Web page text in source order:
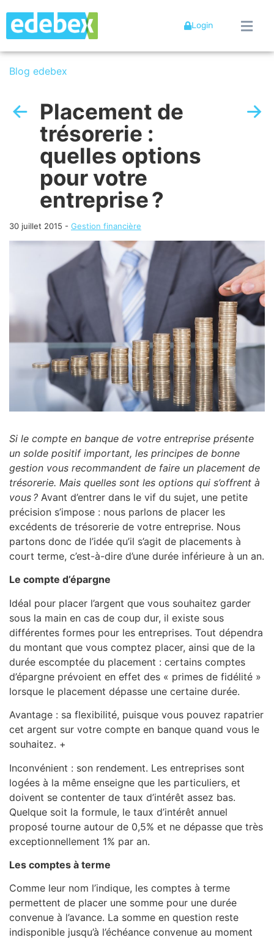
Login
Blog edebex
Placement de
trésorerie :
quelles options
pour votre
entreprise ?
30 juillet 2015 - Gestion financière
Si le compte en banque de votre entreprise présente
un solde positif important, les principes de bonne
gestion vous recommandent de faire un placement de
trésorerie. Mais quelles sont les options qui s’offrent à
vous ? Avant d’entrer dans le vif du sujet, une petite
précision s’impose : nous parlons de placer les
excédents de trésorerie de votre entreprise. Nous
partons donc de l’idée qu’il s’agit de placements à
court terme, c’est-à-dire d’une durée inférieure à un an.
Le compte d’épargne
Idéal pour placer l’argent que vous souhaitez garder
sous la main en cas de coup dur, il existe sous
différentes formes pour les entreprises. Tout dépendra
du montant que vous comptez placer, ainsi que de la
durée escomptée du placement : certains comptes
d’épargne prévoient en effet des « primes de fidélité »
lorsque le placement dépasse une certaine durée.
Avantage : sa flexibilité, puisque vous pouvez rapatrier
cet argent sur votre compte en banque quand vous le
souhaitez. +
Inconvénient : son rendement. Les entreprises sont
logées à la même enseigne que les particuliers, et
doivent se contenter de taux d’intérêt assez bas.
Quelque soit la formule, le taux d’intérêt annuel
proposé tourne autour de 0,5% et ne dépasse que très
exceptionnellement 1% par an.
Les comptes à terme
Comme leur nom l’indique, les comptes à terme
permettent de placer une somme pour une durée
convenue à l’avance. La somme en question reste
indisponible jusqu’à l’échéance convenue au moment